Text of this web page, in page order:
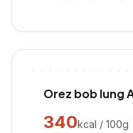
Orez bob lung
340kcal / 100g